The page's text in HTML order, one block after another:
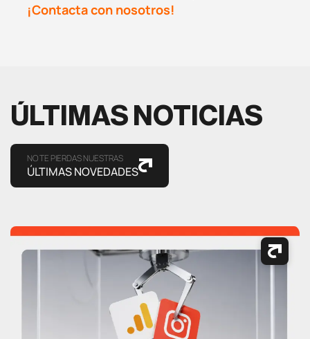
¡Contacta con nosotros!
ÚLTIMAS NOTICIAS
NO TE PIERDAS NUESTRAS
ÚLTIMAS NOVEDADES